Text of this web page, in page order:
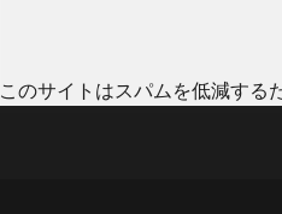
このサイトはスパムを低減する